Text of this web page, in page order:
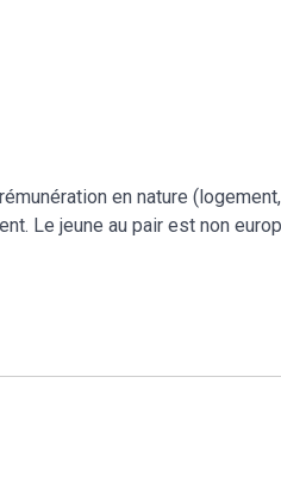
en nature (logement,
Le jeune au pair est non